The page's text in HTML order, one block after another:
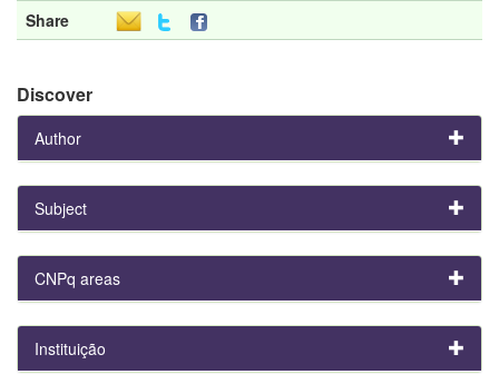
Share
Discover
Author
Subject
CNPq areas
Instituição